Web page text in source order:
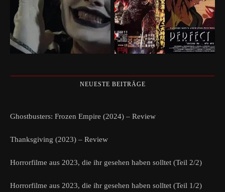
NEUESTE BEITRÄGE
Ghostbusters: Frozen Empire (2024) – Review
Thanksgiving (2023) – Review
Horrorfilme aus 2023, die ihr gesehen haben solltet (Teil 2/2)
Horrorfilme aus 2023, die ihr gesehen haben solltet (Teil 1/2)